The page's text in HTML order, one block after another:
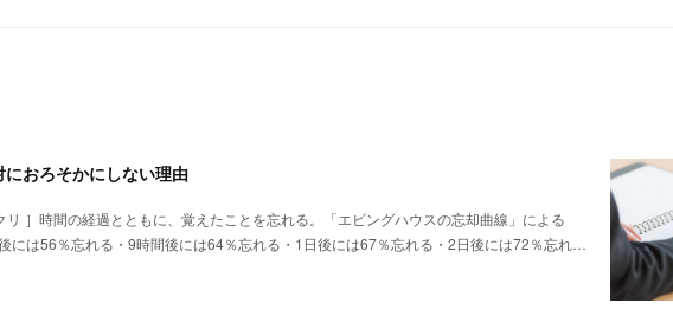
におろそかにしない理由
リ ］時間の経過とともに、覚えたことを忘れる。「エビングハウスの忘却曲線」による
には56％忘れる・9時間後には64％忘れる・1日後には67％忘れる・2日後には72％忘れ…